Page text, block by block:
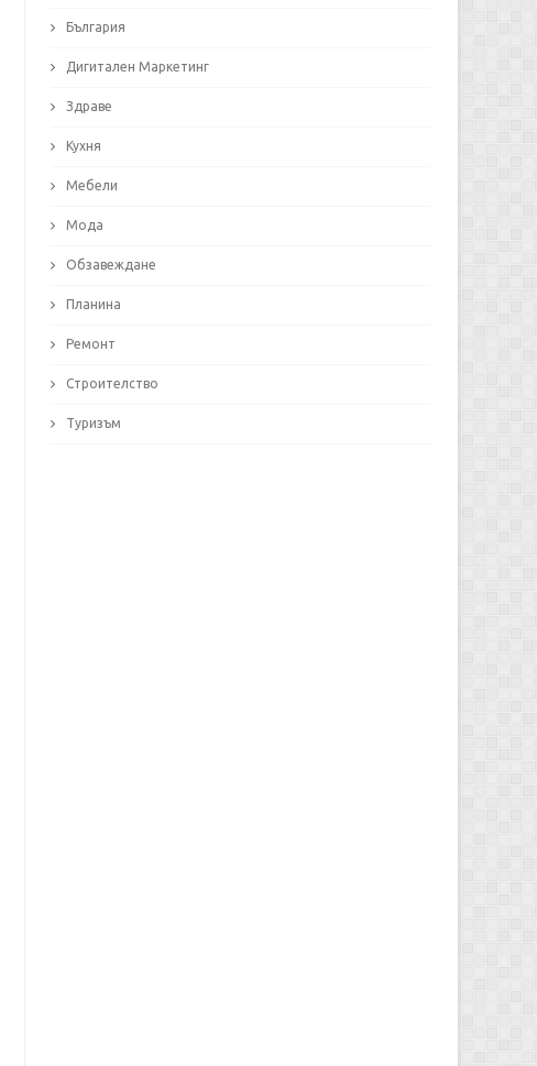
България
Дигитален Маркетинг
Здраве
Кухня
Мебели
Мода
Обзавеждане
Планина
Ремонт
Строителство
Туризъм